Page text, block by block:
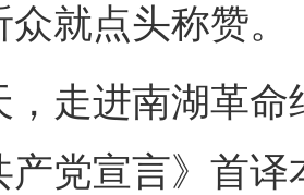
就点头称赞。
进南湖革命
产党宣言》首